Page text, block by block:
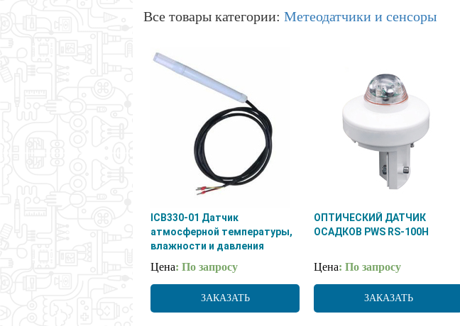
Все товары категории: Метеодатчики и сенсоры
ICB330-01 Датчик
атмосферной температуры,
влажности и давления
Цена: По запросу
ЗАКАЗАТЬ
ОПТИЧЕСКИЙ ДАТЧИК
ОСАДКОВ PWS RS-100H
Цена: По запросу
ЗАКАЗАТЬ